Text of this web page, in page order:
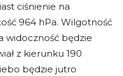
ciśnienie na
964 hPa. Wilgotność
widoczność będzie
z kierunku 190
będzie jutro